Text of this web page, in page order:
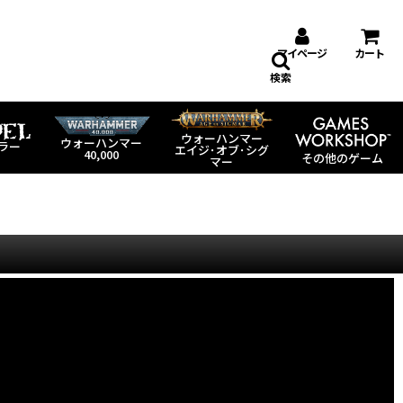
マイページ カート
ー ウォーハンマー
40,000
ウォーハンマー
エイジ･オブ･シグ
マー その他のゲーム
検索